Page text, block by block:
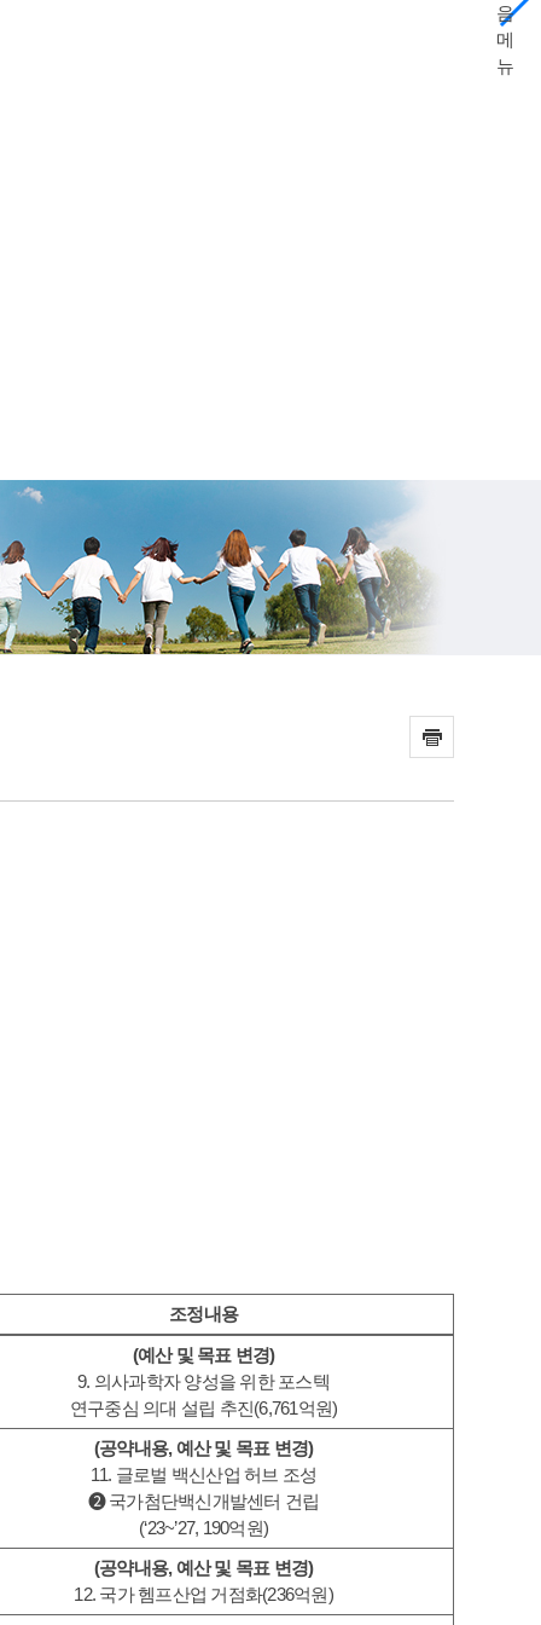
음
메
뉴
조정내용
(예산 및 목표 변경)
9. 의사과학자 양성을 위한 포스텍
연구중심 의대 설립 추진(6,761억원)
(공약내용, 예산 및 목표 변경)
11. 글로벌 백신산업 허브 조성
❷ 국가첨단백신개발센터 건립
(‘23~’27, 190억원)
(공약내용, 예산 및 목표 변경)
12. 국가 헴프산업 거점화(236억원)